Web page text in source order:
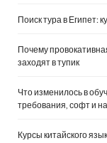
Поиск тура в Египет:
Почему
заходят в тупик
Что изменилось в
требования, софт и
Курсы китайского